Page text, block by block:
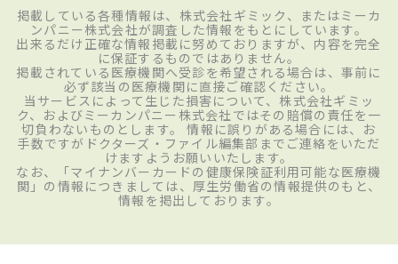
掲載している各種情報は、株式会社ギミック、またはミーカ
ンパニー株式会社が調査した情報をもとにしています。
出来るだけ正確な情報掲載に努めておりますが、内容を完全
に保証するものではありません。
掲載されている医療機関へ受診を希望される場合は、事前に
必ず該当の医療機関に直接ご確認ください。
当サービスによって生じた損害について、株式会社ギミッ
ク、およびミーカンパニー株式会社ではその賠償の責任を一
切負わないものとします。 情報に誤りがある場合には、お
手数ですがドクターズ・ファイル編集部までご連絡をいただ
けますようお願いいたします。
なお、「マイナンバーカードの健康保険証利用可能な医療機
関」の情報につきましては、厚生労働省の情報提供のもと、
情報を掲出しております。